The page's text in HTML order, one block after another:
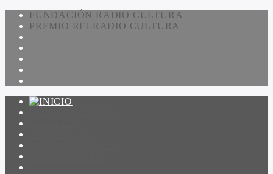
FUNDACIÓN RADIO CULTURA
PREMIO RFI-RADIO CULTURA